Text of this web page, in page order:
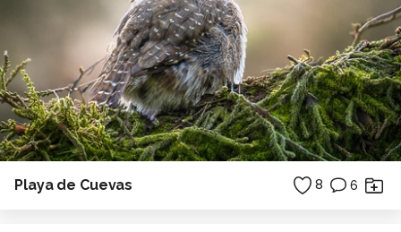
Playa de Cuevas 8 6